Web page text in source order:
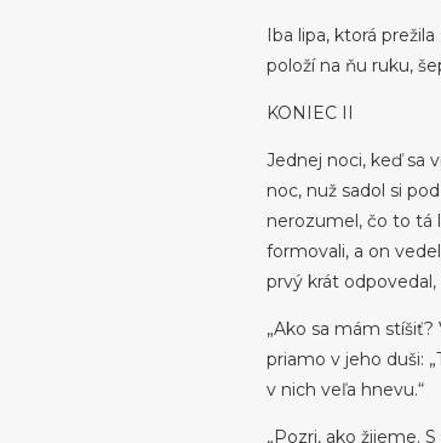
Iba lipa, ktorá
položí na ňu ruku,
KONIEC II
Jednej noci, keď sa
noc, nuž sadol si
nerozumel, čo to tá
formovali, a on
prvý krát odpovedal,
„Ako sa mám
priamo v jeho duši:
v nich veľa hnevu.“
„Pozri, ako žijeme.